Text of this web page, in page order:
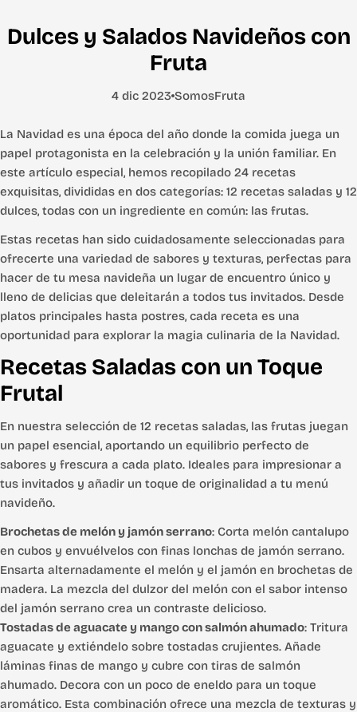
Dulces y Salados Navideños con
Fruta
4 dic 2023 SomosFruta
La Navidad es una época del año donde la comida juega un
papel protagonista en la celebración y la unión familiar. En
este artículo especial, hemos recopilado 24 recetas
exquisitas, divididas en dos categorías: 12 recetas saladas y 12
dulces, todas con un ingrediente en común: las frutas.
Estas recetas han sido cuidadosamente seleccionadas para
ofrecerte una variedad de sabores y texturas, perfectas para
hacer de tu mesa navideña un lugar de encuentro único y
lleno de delicias que deleitarán a todos tus invitados. Desde
platos principales hasta postres, cada receta es una
oportunidad para explorar la magia culinaria de la Navidad.
Recetas Saladas con un Toque
Frutal
En nuestra selección de 12 recetas saladas, las frutas juegan
un papel esencial, aportando un equilibrio perfecto de
sabores y frescura a cada plato. Ideales para impresionar a
tus invitados y añadir un toque de originalidad a tu menú
navideño.
Brochetas de melón y jamón serrano: Corta melón cantalupo
en cubos y envuélvelos con finas lonchas de jamón serrano.
Ensarta alternadamente el melón y el jamón en brochetas de
madera. La mezcla del dulzor del melón con el sabor intenso
del jamón serrano crea un contraste delicioso.
Tostadas de aguacate y mango con salmón ahumado: Tritura
aguacate y extiéndelo sobre tostadas crujientes. Añade
láminas finas de mango y cubre con tiras de salmón
ahumado. Decora con un poco de eneldo para un toque
aromático. Esta combinación ofrece una mezcla de texturas y